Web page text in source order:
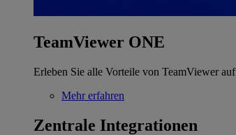
TeamViewer ONE
Erleben Sie alle Vorteile von TeamViewer
Mehr erfahren
Zentrale Integrationen